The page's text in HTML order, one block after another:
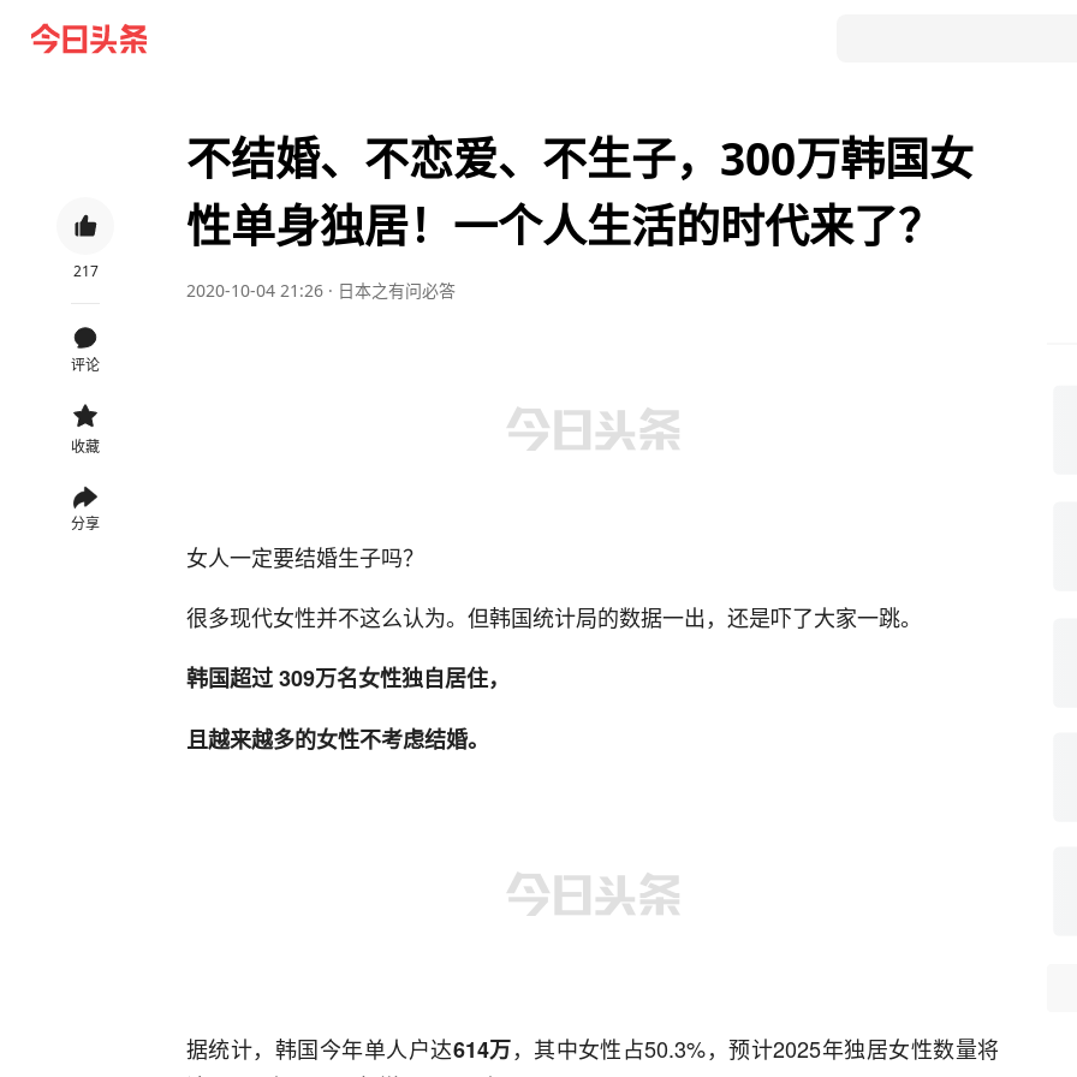
217
评论
收藏
分享
不结婚、不恋爱、不生子，300万韩国女
性单身独居！一个人生活的时代来了？
2020-10-04 21:26 · 日本之有问必答
女人一定要结婚生子吗？
很多现代女性并不这么认为。但韩国统计局的数据一出，还是吓了大家一跳。
韩国超过309万名女性独自居住，
且越来越多的女性不考虑结婚。
据统计，韩国今年单人户达614万，其中女性占50.3%，预计2025年独居女性数量将